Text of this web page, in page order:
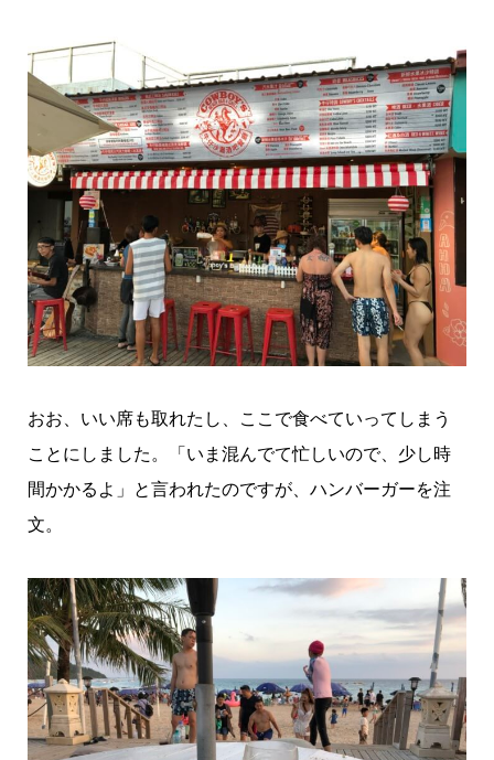
おお、いい席も取れたし、ここで食べていってしまう
ことにしました。「いま混んでて忙しいので、少し時
間かかるよ」と言われたのですが、ハンバーガーを注
文。